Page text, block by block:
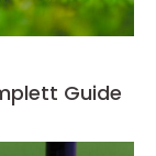
Guide